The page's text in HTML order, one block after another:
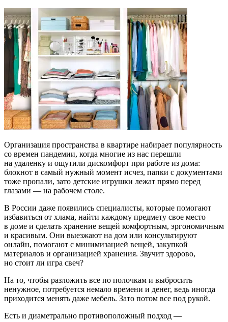
Организация пространства в квартире набирает популярность
со времен пандемии, когда многие из нас перешли
на удаленку и ощутили дискомфорт при работе из дома:
блокнот в самый нужный момент исчез, папки с документами
тоже пропали, зато детские игрушки лежат прямо перед
глазами — на рабочем столе.
В России даже появились специалисты, которые помогают
избавиться от хлама, найти каждому предмету свое место
в доме и сделать хранение вещей комфортным, эргономичным
и красивым. Они выезжают на дом или консультируют
онлайн, помогают с минимизацией вещей, закупкой
материалов и организацией хранения. Звучит здорово,
но стоит ли игра свеч?
На то, чтобы разложить все по полочкам и выбросить
ненужное, потребуется немало времени и денег, ведь иногда
приходится менять даже мебель. Зато потом все под рукой.
Есть и диаметрально противоположный подход —